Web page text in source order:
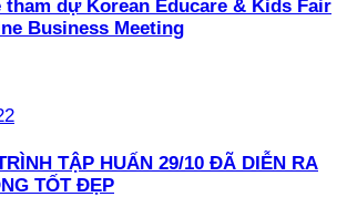
tham dự Korean Educare & Kids Fair
Business Meeting
TẬP HUẤN 29/10 ĐÃ DIỄN RA
TỐT ĐẸP